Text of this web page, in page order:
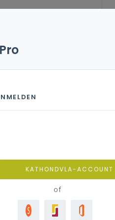
ontwikkelen
KATHONDVLA-ACCOUNT
of